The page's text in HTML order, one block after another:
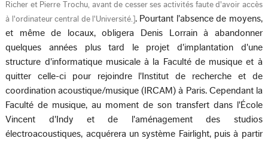
Richer et Pierre Trochu, avant de cesser ses activités faute d'avoir accès
à l'ordinateur central de l'Université. . Pourtant l'absence de moyens,
et même de locaux, obligera Denis Lorrain à abandonner
quelques années plus tard le projet d'implantation d'une
structure d'informatique musicale à la Faculté de musique et à
quitter celle-ci pour rejoindre l'Institut de recherche et de
coordination acoustique/musique (IRCAM) à Paris. Cependant la
Faculté de musique, au moment de son transfert dans l'École
Vincent d'Indy et de l'aménagement des studios
électroacoustiques, acquérera un système Fairlight, puis à partir